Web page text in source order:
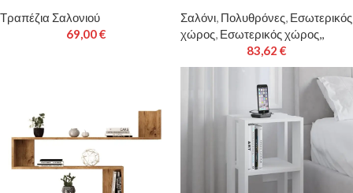
Τραπέζια Σαλονιού
69,00€
Σαλόνι, Πολυθρόνες, Εσωτερικός
χώρος, Εσωτερικός χώρος,,
83,62 €